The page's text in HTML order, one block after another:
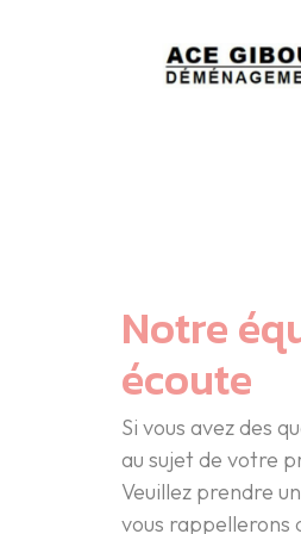
Notre
écoute
Si vous avez des
au sujet de votre
Veuillez prendre
vous rappellerons